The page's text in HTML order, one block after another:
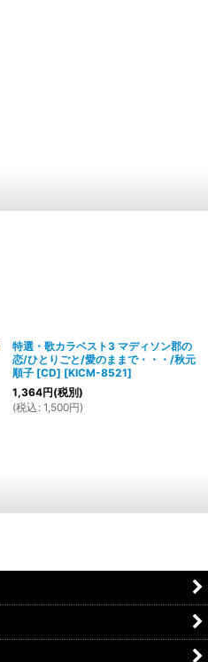
特選・歌カラベスト3 マディソン郡の
恋/ひとりごと/愛のままで・・・/秋元
順子 [CD] [KICM-8521]
1,364円(税別)
(税込 : 1,500円)